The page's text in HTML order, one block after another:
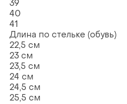
39
40
41
Длина по стельке (обувь)
22,5 см
23 см
23,5 см
24 см
24,5 см
25,5 см